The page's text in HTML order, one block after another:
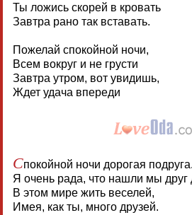
Ты ложись скорей в кровать
Завтра рано так вставать.
Пожелай спокойной ночи,
Всем вокруг и не грусти
Завтра утром, вот увидишь,
Ждет удача впереди
Спокойной ночи дорогая подруга.
Я очень рада, что нашли мы друг
В этом мире жить веселей,
Имея, как ты, много друзей.